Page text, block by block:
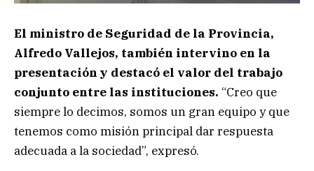
El ministro de Seguridad de la Provincia,
Alfredo Vallejos, también intervino en la
presentación y destacó el valor del trabajo
conjunto entre las instituciones. “Creo que
siempre lo decimos, somos un gran equipo y que
tenemos como misión principal dar respuesta
adecuada a la sociedad”, expresó.